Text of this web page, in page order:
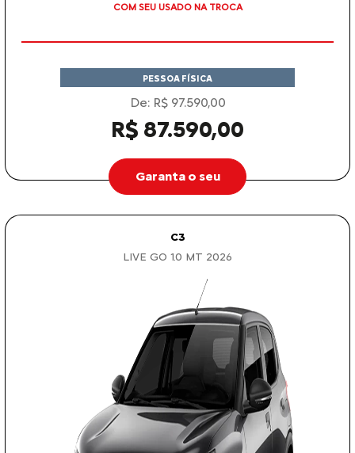
TAXA ZERO
PESSOA FÍSICA
De: R$ 97.590,00
R$ 87.590,00
Garanta o seu
C3
LIVE GO 1.0 MT 2026